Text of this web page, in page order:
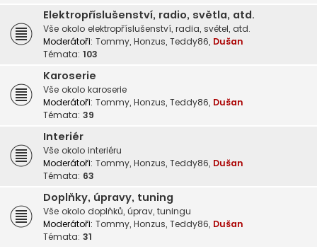
Elektropříslušenství, radio, světla, atd.
Vše okolo elektropříslušenství, radia, světel, atd.
Moderátoři: Tommy, Honzus, Teddy86, Dušan
Témata: 103
Karoserie
Vše okolo karoserie
Moderátoři: Tommy, Honzus, Teddy86, Dušan
Témata: 39
Interiér
Vše okolo interiéru
Moderátoři: Tommy, Honzus, Teddy86, Dušan
Témata: 63
Doplňky, úpravy, tuning
Vše okolo doplňků, úprav, tuningu
Moderátoři: Tommy, Honzus, Teddy86, Dušan
Témata: 31